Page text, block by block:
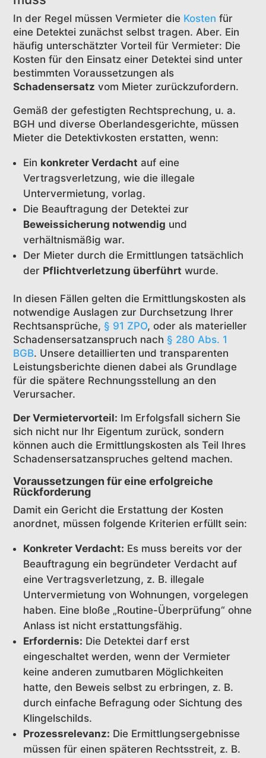
In der Regel müssen Vermieter die Kosten für
eine Detektei zunächst selbst tragen. Aber. Ein
häufig unterschätzter Vorteil für Vermieter: Die
Kosten für den Einsatz einer Detektei sind unter
bestimmten Voraussetzungen als
Schadensersatz vom Mieter zurückzufordern.
Gemäß der gefestigten Rechtsprechung, u. a.
BGH und diverse Oberlandesgerichte, müssen
Mieter die Detektivkosten erstatten, wenn:
Ein konkreter Verdacht auf eine
Vertragsverletzung, wie die illegale
Untervermietung, vorlag.
Die Beauftragung der Detektei zur
Beweissicherung notwendig und
verhältnismäßig war.
Der Mieter durch die Ermittlungen tatsächlich
der Pflichtverletzung überführt wurde.
In diesen Fällen gelten die Ermittlungskosten als
notwendige Auslagen zur Durchsetzung Ihrer
Rechtsansprüche, § 91 ZPO, oder als materieller
Schadensersatzanspruch nach § 280 Abs. 1
BGB. Unsere detaillierten und transparenten
Leistungsberichte dienen dabei als Grundlage
für die spätere Rechnungsstellung an den
Verursacher.
Der Vermietervorteil: Im Erfolgsfall sichern Sie
sich nicht nur Ihr Eigentum zurück, sondern
können auch die Ermittlungskosten als Teil Ihres
Schadensersatzanspruches geltend machen.
Voraussetzungen für eine erfolgreiche
Rückforderung
Damit ein Gericht die Erstattung der Kosten
anordnet, müssen folgende Kriterien erfüllt sein:
Konkreter Verdacht: Es muss bereits vor der
Beauftragung ein begründeter Verdacht auf
eine Vertragsverletzung, z. B. illegale
Untervermietung von Wohnungen, vorgelegen
haben. Eine bloße „Routine-Überprüfung“ ohne
Anlass ist nicht erstattungsfähig.
Erfordernis: Die Detektei darf erst
eingeschaltet werden, wenn der Vermieter
keine anderen zumutbaren Möglichkeiten
hatte, den Beweis selbst zu erbringen, z. B.
durch einfache Befragung oder Sichtung des
Klingelschilds.
Prozessrelevanz: Die Ermittlungsergebnisse
müssen für einen späteren Rechtsstreit, z. B.